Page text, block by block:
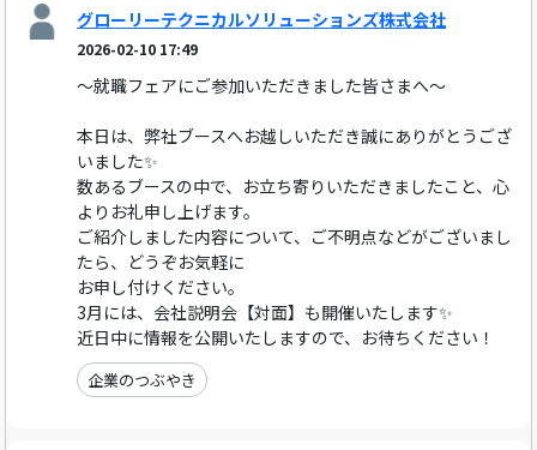
グローリーテクニカルソリューションズ株式会社
2026-02-10 17:49
～就職フェアにご参加いただきました皆さまへ～
本日は、弊社ブースへお越しいただき誠にありがとうござ
いました✨
数あるブースの中で、お立ち寄りいただきましたこと、心
よりお礼申し上げます。
ご紹介しました内容について、ご不明点などがございまし
たら、どうぞお気軽に
お申し付けください。
3月には、会社説明会【対面】も開催いたします✨
近日中に情報を公開いたしますので、お待ちください！
企業のつぶやき